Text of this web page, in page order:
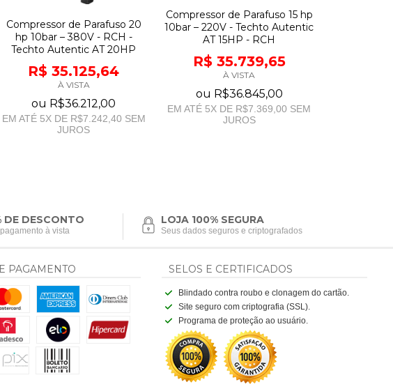
Compressor de Parafuso 20
hp 10bar – 380V - RCH -
Techto Autentic AT 20HP
R$ 35.125,64
À VISTA
ou R$36.212,00
EM ATÉ 5X DE R$7.242,40 SEM
JUROS
Compressor de Parafuso 15 hp
10bar – 220V - Techto Autentic
AT 15HP - RCH
R$ 35.739,65
À VISTA
ou R$36.845,00
EM ATÉ 5X DE R$7.369,00 SEM
JUROS
DE DESCONTO
à vista
LOJA 100% SEGURA
Seus dados seguros e criptografados
PAGAMENTO SELOS E CERTIFICADOS
Blindado contra roubo e clonagem do cartão.
Site seguro com criptografia (SSL).
Programa de proteção ao usuário.